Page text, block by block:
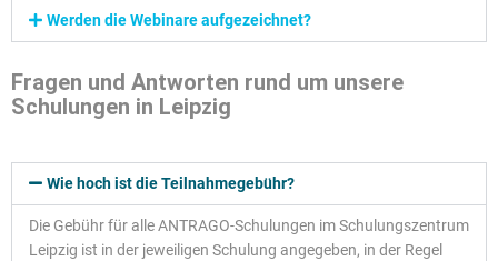
Werden die Webinare aufgezeichnet?
Fragen und Antworten rund um unsere
Schulungen in Leipzig
Wie hoch ist die Teilnahmegebühr?
Die Gebühr für alle ANTRAGO-Schulungen im Schulungszentrum
Leipzig ist in der jeweiligen Schulung angegeben, in der Regel